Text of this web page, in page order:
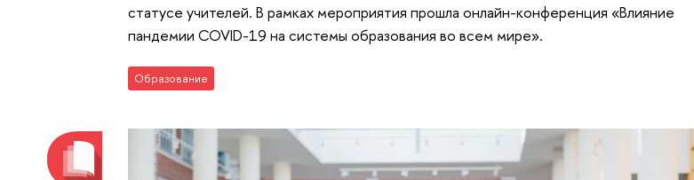
статусе учителей. В рамках мероприятия прошла онлайн-конференция «Влияние
пандемии COVID-19 на системы образования во всем мире».
Образование